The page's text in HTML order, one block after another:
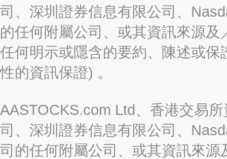
司、深圳證券信息有限公司、
的任何附屬公司、或其資訊來源
任何明示或隱含的要約、陳述或
性的資訊保證) 。
AASTOCKS.com Ltd、香港交易
司、深圳證券信息有限公司、
司的任何附屬公司、或其資訊來